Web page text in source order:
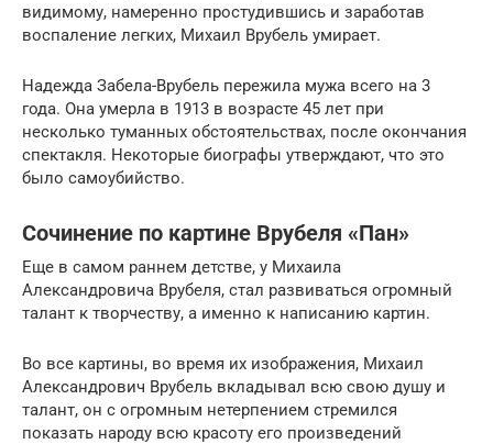
видимому, намеренно простудившись и заработав
воспаление легких, Михаил Врубель умирает.
Надежда Забела-Врубель пережила мужа всего на 3
года. Она умерла в 1913 в возрасте 45 лет при
несколько туманных обстоятельствах, после окончания
спектакля. Некоторые биографы утверждают, что это
было самоубийство.
Сочинение по картине Врубеля «Пан»
Еще в самом раннем детстве, у Михаила
Александровича Врубеля, стал развиваться огромный
талант к творчеству, а именно к написанию картин.
Во все картины, во время их изображения, Михаил
Александрович Врубель вкладывал всю свою душу и
талант, он с огромным нетерпением стремился
показать народу всю красоту его произведений